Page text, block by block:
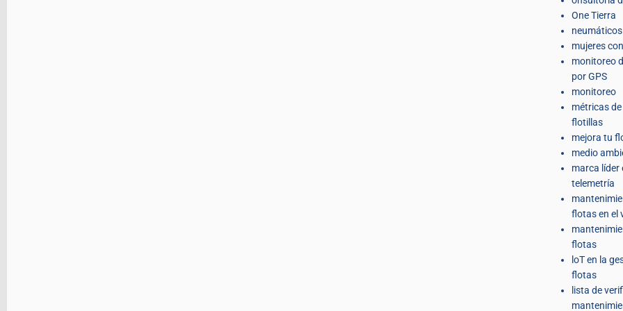
One Tierra
neumáticos
mujeres
monitoreo
por GPS
monitoreo
métricas
flotillas
mejora tu
medio
marca líder
telemetría
flotas en el
flotas
loT en la
flotas
lista de